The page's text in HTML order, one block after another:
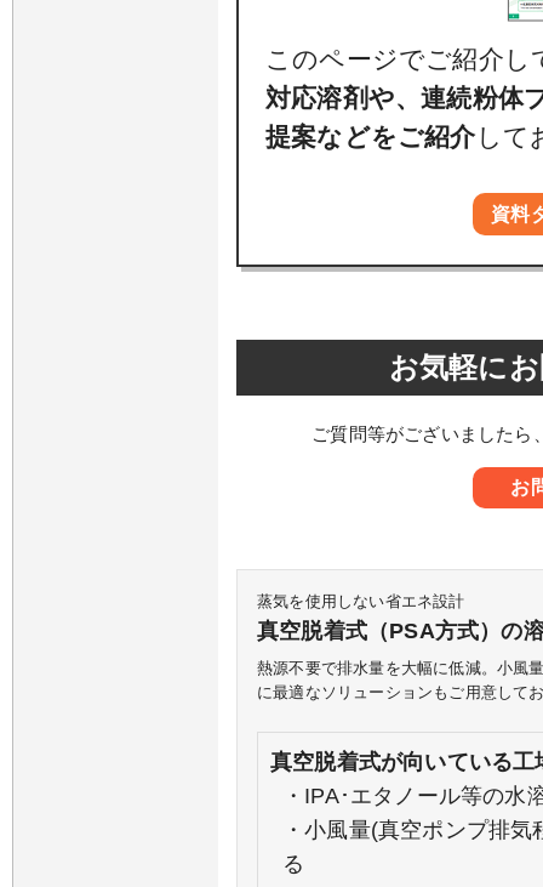
このページでご紹介し
対応溶剤や、連続粉体
提案などをご紹介 して
資料
お気軽に
ご質問等がございましたら
お
蒸気を使用しない省エネ設計
真空脱着式（PSA方式）の
熱源不要で排水量を大幅に低減。小風
に最適なソリューションもご用意して
真空脱着式が向いている工
・IPA･エタノール等の水
・小風量(真空ポンプ排
る